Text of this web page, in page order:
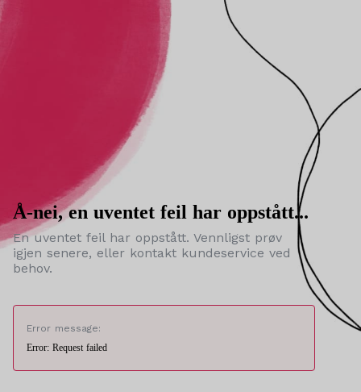
Å-nei, en uventet feil har oppstått...
En uventet feil har oppstått. Vennligst prøv
igjen senere, eller kontakt kundeservice ved
behov.
Error message:
Error: Request failed